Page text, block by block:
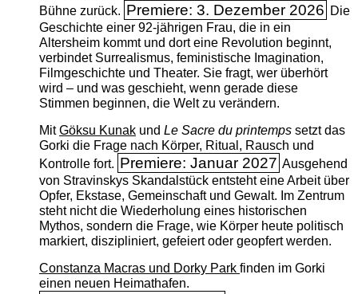
Bühne zurück. Premiere: 3. Dezember 2026 Die
Geschichte einer 92-jährigen Frau, die in ein
Altersheim kommt und dort eine Revolution beginnt,
verbindet Surrealismus, feministische Imagination,
Filmgeschichte und Theater. Sie fragt, wer überhört
wird – und was geschieht, wenn gerade diese
Stimmen beginnen, die Welt zu verändern.
MitGöksu Kunakund Le Sacre du printempssetzt das
Gorki die Frage nach Körper, Ritual, Rausch und
Kontrolle fort. Premiere: Januar 2027 Ausgehend
von Stravinskys Skandalstück entsteht eine Arbeit über
Opfer, Ekstase, Gemeinschaft und Gewalt. Im Zentrum
steht nicht die Wiederholung eines historischen
Mythos, sondern die Frage, wie Körper heute politisch
markiert, diszipliniert, gefeiert oder geopfert werden.
Constanza Macras und Dorky Park finden im Gorki
einen neuen Heimathafen.